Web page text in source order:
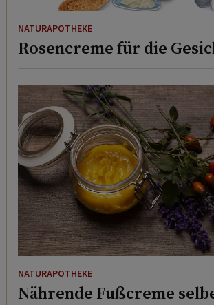
NATURAPOTHEKE
Rosencreme für die
NATURAPOTHEKE
Nährende Fußcreme